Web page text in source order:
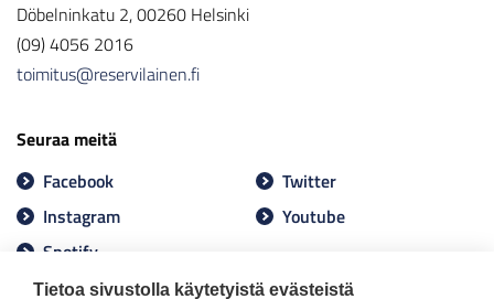
Tietoa sivustolla käytetyistä evästeistä
Döbelninkatu 2, 00260 Helsinki
(09) 4056 2016
toimitus@reservilainen.fi
Seuraa meitä
Facebook
Twitter
Instagram
Youtube
Spotify